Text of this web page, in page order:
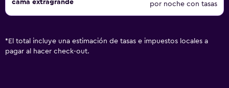
cama extragrande
por noche con tasas
* El total incluye una estimación de tasas e impuestos locales a
pagar al hacer check-out.